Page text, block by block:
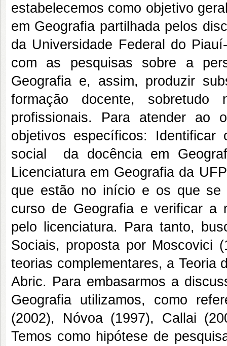
estabelecemos como objetivo
em Geografia partilhada pelos
da Universidade Federal do
com as pesquisas sobre a
Geografia e, assim, produzir
formação docente,
profissionais. Para atender ao
objetivos específicos:
social da docência em
Licenciatura em Geografia da
que estão no início e os que se
curso de Geografia e verificar a
pelo licenciatura. Para tanto,
Sociais, proposta por Moscovici
teorias complementares, a Teoria
Abric. Para embasarmos a
Geografia utilizamos, como
(2002), Nóvoa (1997), Callai
Temos como hipótese de